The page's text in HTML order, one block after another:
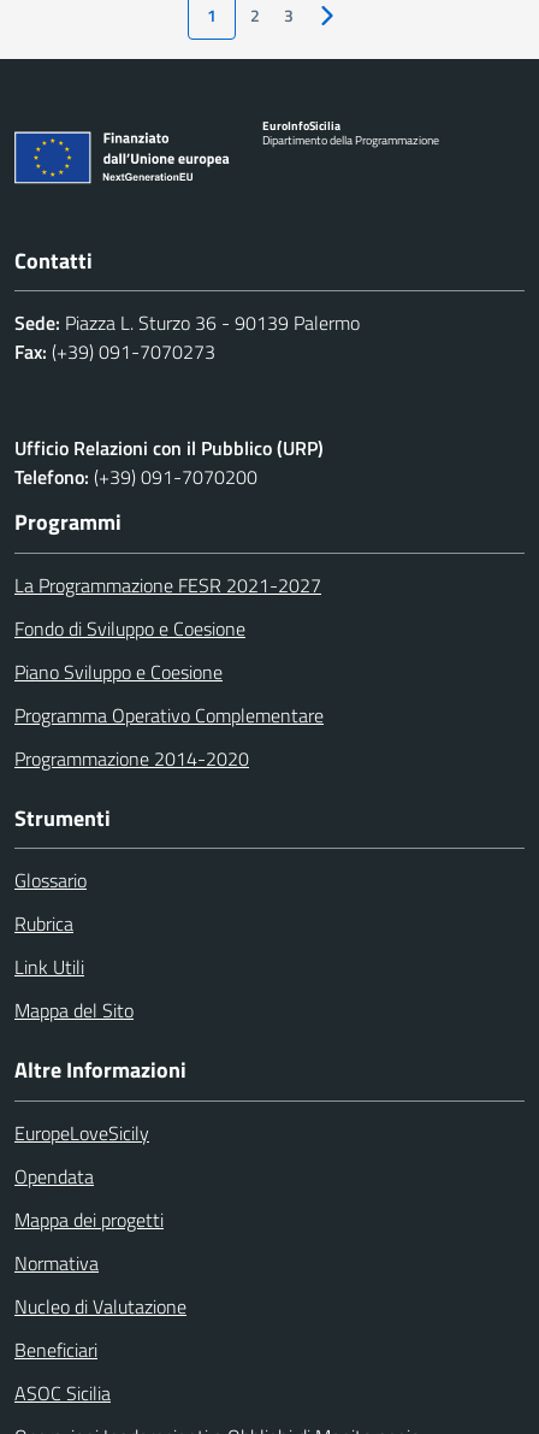
1 2 3 Pagina successiva
EuroInfoSicilia
Dipartimento della Programmazione
Contatti
Sede: Piazza L. Sturzo 36 - 90139 Palermo
Fax: (+39) 091-7070273
Ufficio Relazioni con il Pubblico (URP)
Telefono: (+39) 091-7070200
Programmi
La Programmazione FESR 2021-2027
Fondo di Sviluppo e Coesione
Piano Sviluppo e Coesione
Programma Operativo Complementare
Programmazione 2014-2020
Strumenti
Glossario
Rubrica
Link Utili
Mappa del Sito
Altre Informazioni
EuropeLoveSicily
Opendata
Mappa dei progetti
Normativa
Nucleo di Valutazione
Beneficiari
ASOC Sicilia